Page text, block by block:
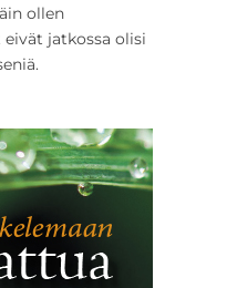
ollen
jatkossa olisi